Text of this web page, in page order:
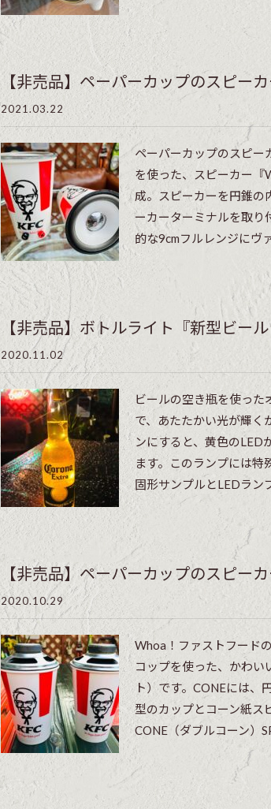
【非売品】ペーパーカップのスピー
2021.03.22
ペーパーカップのスピー
を使った、スピーカー『
成。スピーカーを円錐の
ーカーターミナルを取り
的な9cmフルレンジにヴ
【非売品】ボトルライト『新型ビール
2020.11.02
ビールの空き瓶を使った
で、あたたかい光が輝く
ンにすると、黄色のLED
ます。このランプには特
固形サンプルとLEDラン
【非売品】ペーパーカップのスピー
2020.10.29
Whoa！ファストフード
コップを使った、かわい
ト）です。CONEには、
型のカップとコーン紙ス
CONE（ダブルコーン）